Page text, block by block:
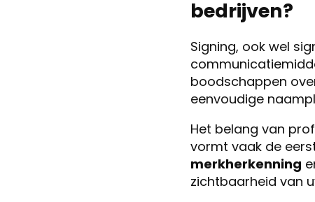
bedrijven?
Signing, ook wel
boodschappen
eenvoudige
Het belang van
vormt vaak de
merkherkenning
zichtbaarheid van